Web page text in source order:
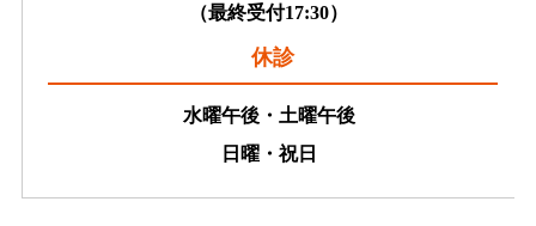
（最終受付17:30）
休診
水曜午後・土曜午後
日曜・祝日